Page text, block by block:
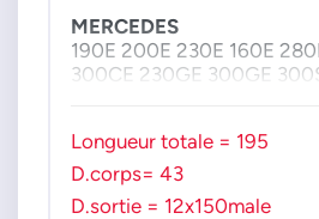
721682600
MERCEDES
190E 200E 230E 160E
300CE 230GE 300GE
Longueur totale = 195
D.corps= 43
D.sortie = 12x150male